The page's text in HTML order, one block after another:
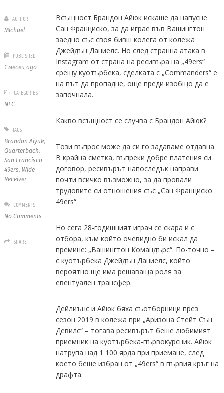
Всъщност Брандон Айюк искаше да напусне
Сан Франциско, за да играе във Вашингтон
заедно със своя бивш колега от колежа
Джейдън Даниелс. Но след странна атака в
Instagram от страна на ресивъра на „49ers“
срещу куотърбека, сделката с „Commanders“ е
на път да пропадне, още преди изобщо да е
започнала.
Какво всъщност се случва с Брандон Айюк?
Този въпрос може да си го задаваме отдавна.
В крайна сметка, въпреки добре платения си
договор, ресивърът напоследък направи
почти всичко възможно, за да провали
трудовите си отношения със „Сан Франциско
49ers“.
Но сега 28-годишният играч се скара и с
отбора, към който очевидно би искал да
премине: „Вашингтон Командърс“. По-точно –
с куотърбека Джейдън Даниелс, който
вероятно ще има решаваща роля за
евентуален трансфер.
Дейлиънс и Айюк бяха съотборници през
сезон 2019 в колежа при „Аризона Стейт Сън
Девилс“ – тогава ресивърът беше любимият
приемник на куотърбека-първокурсник. Айюк
натрупа над 1 100 ярда при приемане, след
което беше избран от „49ers“ в първия кръг на
драфта.
AUTHOR
Michael
PUBLISHED
1 месец ago
CATEGORIES
NFC
TAGS
Brandon Aiyuk,
Quarterback,
San Francisco
49ers, Wide
Receiver
COMMENTS
No Comments
SHARE